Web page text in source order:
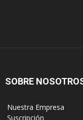
SOBRE
‎ Nuestra Empresa
‎ Suscripción